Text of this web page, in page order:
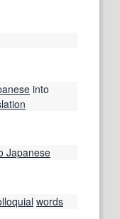
into
Japanese
words